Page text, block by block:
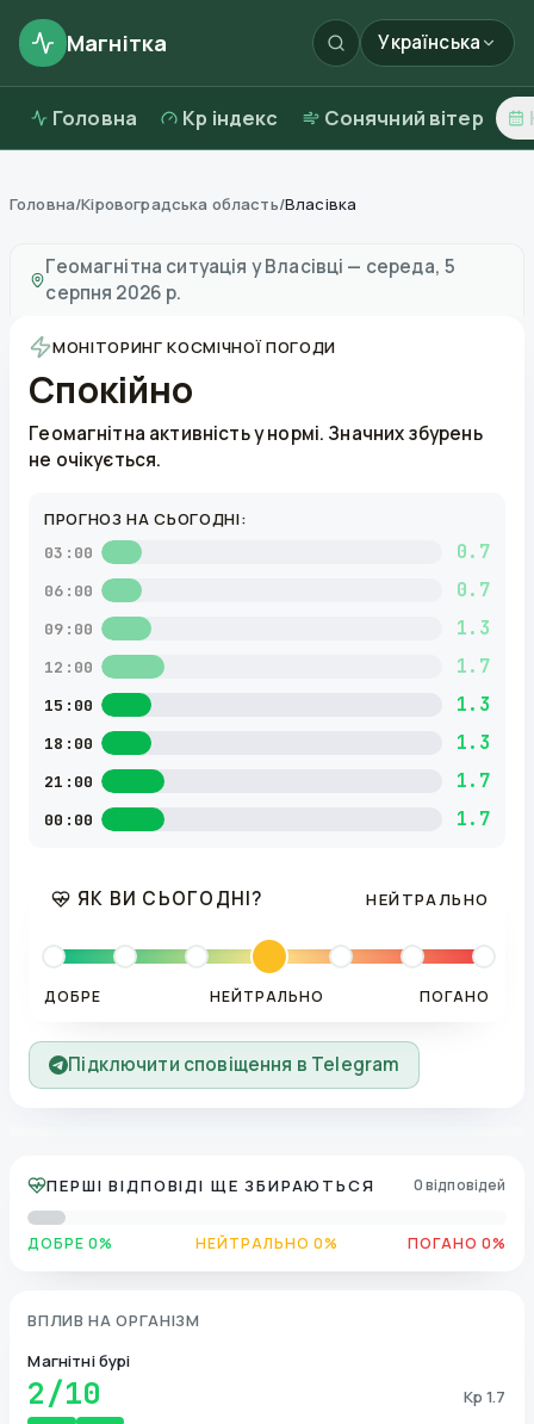
Магнітка Українська
Головна Kp індекс Сонячний вітер
Головна/Кіровоградська область/Власівка
Геомагнітна ситуація уВласівці — середа, 5
серпня 2026 р.
МОНІТОРИНГ КОСМІЧНОЇ ПОГОДИ
Спокійно
Геомагнітна активність у нормі. Значних збурень
не очікується.
ПРОГНОЗ НА СЬОГОДНІ:
03:00 0.7
06:00 0.7
09:00 1.3
12:00 1.7
15:00 1.3
18:00 1.3
21:00 1.7
00:00 1.7
ЯК ВИ СЬОГОДНІ? НЕЙТРАЛЬНО
ДОБРЕ НЕЙТРАЛЬНО ПОГАНО
Підключити сповіщення в Telegram
ПЕРШІ ВІДПОВІДІ ЩЕ ЗБИРАЮТЬСЯ 0 відповідей
ДОБРЕ 0% НЕЙТРАЛЬНО 0% ПОГАНО 0%
ВПЛИВ НА ОРГАНІЗМ
Магнітні бурі
2/10 Kp 1.7